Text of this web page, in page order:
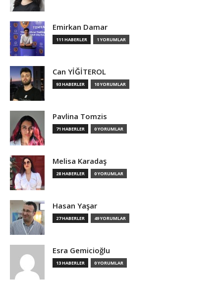
Emirkan Damar
111 HABERLER 1 YORUMLAR
Can YİĞİTEROL
93 HABERLER 10 YORUMLAR
Pavlina Tomzis
71 HABERLER 0 YORUMLAR
Melisa Karadaş
28 HABERLER 0 YORUMLAR
Hasan Yaşar
27 HABERLER 49 YORUMLAR
Esra Gemicioğlu
13 HABERLER 0 YORUMLAR